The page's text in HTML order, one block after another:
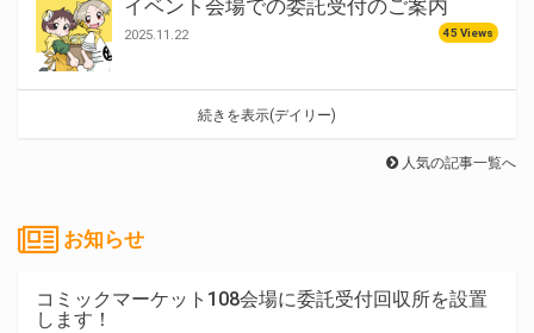
イベント会場での委託受付のご案内
2025.11.22 45 Views
続きを表示(デイリー)
人気の記事一覧へ
お知らせ
コミックマーケット108会場に委託受付回収所を設置
します！